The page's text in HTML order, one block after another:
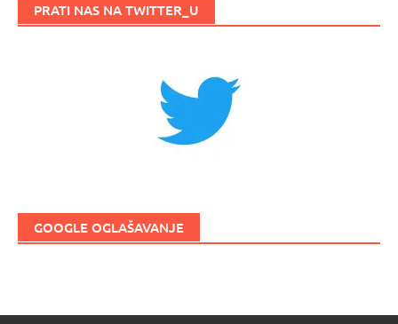
PRATI NAS NA TWITTER_U
GOOGLE OGLAŠAVANJE